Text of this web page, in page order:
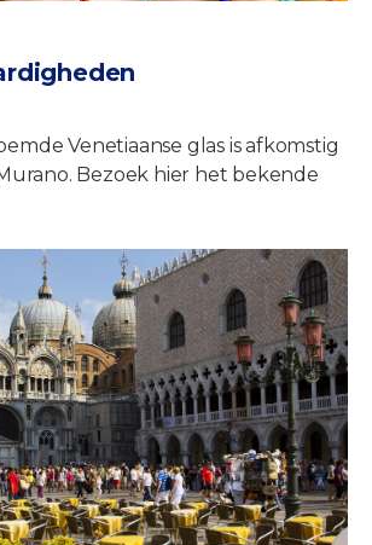
Venetiaanse glas is afkomstig
Bezoek hier het bekende